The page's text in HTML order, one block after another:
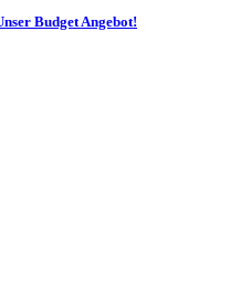
Budget Angebot!